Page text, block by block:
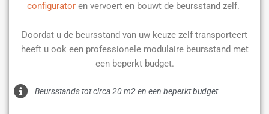
configurator en vervoert en bouwt de beursstand zelf.
Doordat u de beursstand van uw keuze zelf transporteert
heeft u ook een professionele modulaire beursstand met
een beperkt budget.
Beursstands tot circa 20 m2 en een beperkt budget